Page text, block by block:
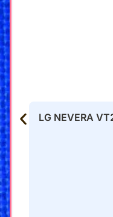
LG NEVERA